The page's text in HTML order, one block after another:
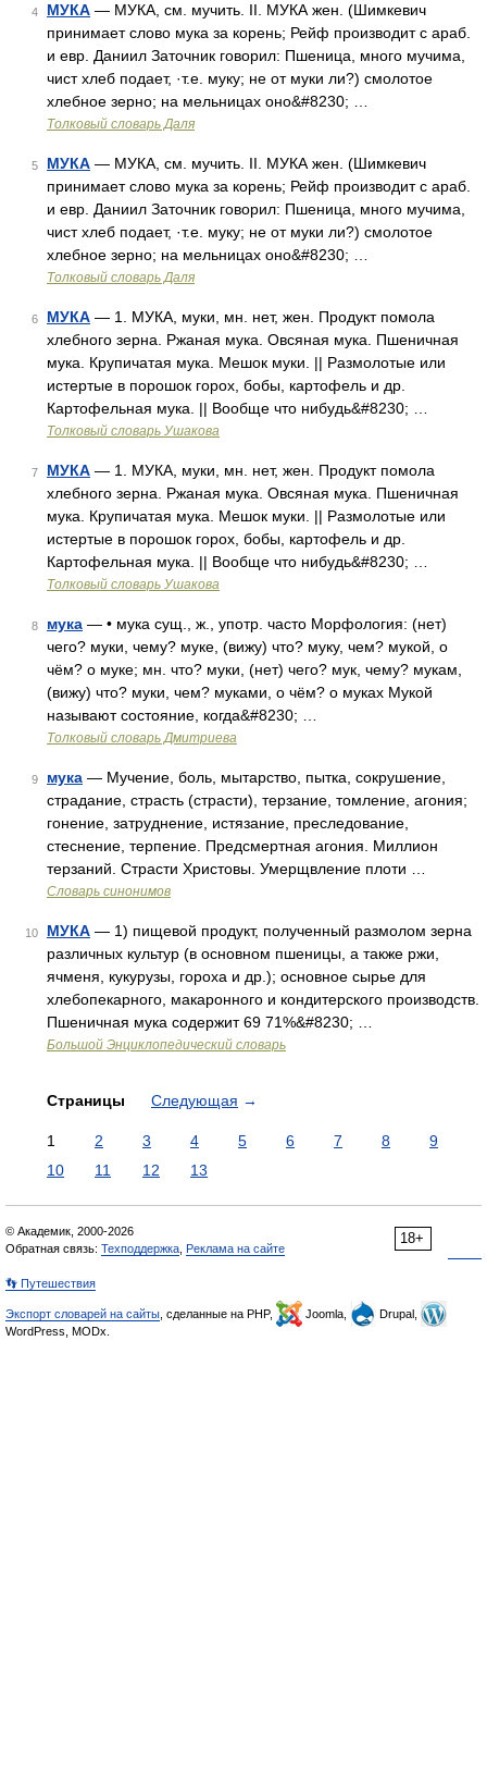
4 МУКА — МУКА, см. мучить. II. МУКА жен. (Шимкевич
принимает слово мука за корень; Рейф производит с араб.
и евр. Даниил Заточник говорил: Пшеница, много мучима,
чист хлеб подает, ·т.е. муку; не от муки ли?) смолотое
хлебное зерно; на мельницах оно&#8230; …
Толковый словарь Даля
5 МУКА — МУКА, см. мучить. II. МУКА жен. (Шимкевич
принимает слово мука за корень; Рейф производит с араб.
и евр. Даниил Заточник говорил: Пшеница, много мучима,
чист хлеб подает, ·т.е. муку; не от муки ли?) смолотое
хлебное зерно; на мельницах оно&#8230; …
Толковый словарь Даля
6 МУКА — 1. МУКА, муки, мн. нет, жен. Продукт помола
хлебного зерна. Ржаная мука. Овсяная мука. Пшеничная
мука. Крупичатая мука. Мешок муки. || Размолотые или
истертые в порошок горох, бобы, картофель и др.
Картофельная мука. || Вообще что нибудь&#8230; …
Толковый словарь Ушакова
7 МУКА — 1. МУКА, муки, мн. нет, жен. Продукт помола
хлебного зерна. Ржаная мука. Овсяная мука. Пшеничная
мука. Крупичатая мука. Мешок муки. || Размолотые или
истертые в порошок горох, бобы, картофель и др.
Картофельная мука. || Вообще что нибудь&#8230; …
Толковый словарь Ушакова
8 мука — • мука сущ., ж., употр. часто Морфология: (нет)
чего? муки, чему? муке, (вижу) что? муку, чем? мукой, о
чём? о муке; мн. что? муки, (нет) чего? мук, чему? мукам,
(вижу) что? муки, чем? муками, о чём? о муках Мукой
называют состояние, когда&#8230; …
Толковый словарь Дмитриева
9 мука — Мучение, боль, мытарство, пытка, сокрушение,
страдание, страсть (страсти), терзание, томление, агония;
гонение, затруднение, истязание, преследование,
стеснение, терпение. Предсмертная агония. Миллион
терзаний. Страсти Христовы. Умерщвление плоти …
Словарь синонимов
10 МУКА — 1) пищевой продукт, полученный размолом зерна
различных культур (в основном пшеницы, а также ржи,
ячменя, кукурузы, гороха и др.); основное сырье для
хлебопекарного, макаронного и кондитерского производств.
Пшеничная мука содержит 69 71%&#8230; …
Большой Энциклопедический словарь
Страницы Следующая →
1 2 3 4 5 6 7 8
9
10
11 12 13
18+
© Академик, 2000-2026
Обратная связь: Техподдержка Реклама на сайте
👣 Путешествия
Экспорт словарей на сайты , сделанные на PHP, Joomla,
Drupal,
WordPress, MODx.